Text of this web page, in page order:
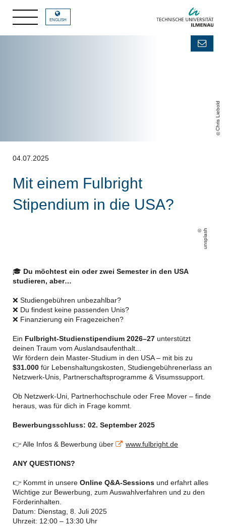
Chris Liebold
ENGLISH
04.07.2025
Mit einem Fulbright
Stipendium in die USA?
unsplash
🎓 Du möchtest ein oder zwei Semester in den USA
studieren, aber…
❌ Studiengebühren unbezahlbar?
❌ Du findest keine passenden Unis?
❌ Finanzierung ein Fragezeichen?
Ein Fulbright-Studienstipendium 2026–27 unterstützt
deinen Traum vom Auslandsaufenthalt...
Wir fördern dein Master-Studium in den USA – mit bis zu
$31.000 für Lebenshaltungskosten, Studiengebührenerlass an
Netzwerk-Unis, Partnerschaftsprogramme & Visumssupport.
Ob Netzwerk-Uni, Partnerhochschule oder Free Mover – finde
heraus, was für dich in Frage kommt.
Bewerbungsschluss: 02. September 2025
👉 Alle Infos & Bewerbung über www.fulbright.de
ANY QUESTIONS?
👉 Kommt in unsere Online Q&A-Sessions und erfahrt alles
Wichtige zur Bewerbung, zum Auswahlverfahren und zu den
Förderinhalten.
Datum: Dienstag, 8. Juli 2025
Uhrzeit: 12:00 – 13:30 Uhr